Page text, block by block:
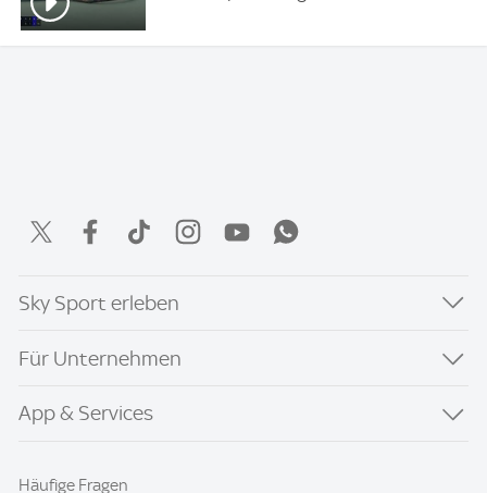
Sky Sport erleben
Für Unternehmen
App & Services
Häufige Fragen